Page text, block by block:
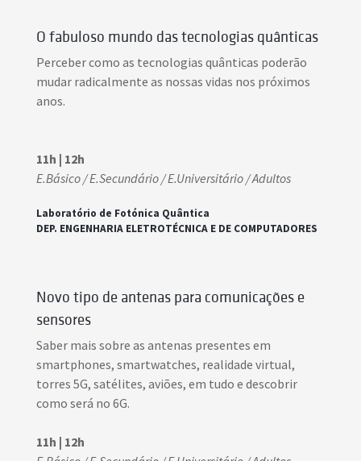
O fabuloso mundo das tecnologias quânticas
Perceber como as tecnologias quânticas poderão
mudar radicalmente as nossas vidas nos próximos
anos.
11h | 12h
E.Básico / E.Secundário / E.Universitário / Adultos
Laboratório de Fotónica Quântica
DEP. ENGENHARIA ELETROTÉCNICA E DE COMPUTADORES
Novo tipo de antenas para comunicações e
sensores
Saber mais sobre as antenas presentes em
smartphones, smartwatches, realidade virtual,
torres 5G, satélites, aviões, em tudo e descobrir
como será no 6G.
11h | 12h